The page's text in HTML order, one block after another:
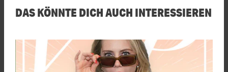
DAS KÖNNTE DICH AUCH INTERESSIEREN